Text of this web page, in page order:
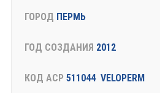
ГОРОД ПЕРМЬ
ГОД СОЗДАНИЯ 2012
КОД АСР 511044 VELOPERM